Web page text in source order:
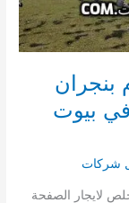
بنجران
بيوت
شركات
لايجار الصفحة